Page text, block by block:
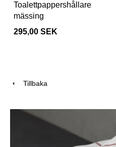
Toalettpappershållare
mässing
295,00 SEK
Tillbaka